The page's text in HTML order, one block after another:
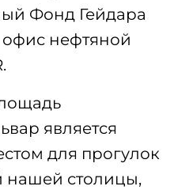
Фонд Гейдара
нефтяной
является
для прогулок
нашей столицы,